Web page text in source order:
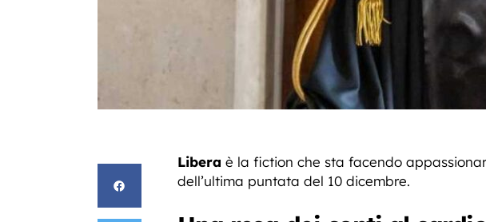
Libera è la fiction che sta facendo
dell’ultima puntata del 10 dicembre.